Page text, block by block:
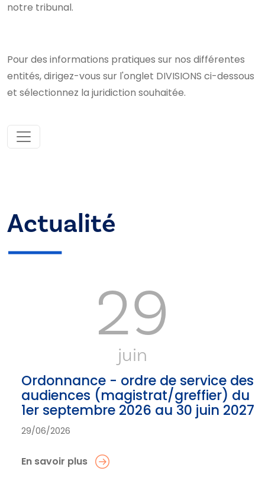
notre tribunal.
Pour des informations pratiques sur nos différentes
entités, dirigez-vous sur l'onglet DIVISIONS ci-dessous
et sélectionnez la juridiction souhaitée.
Actualité
29
juin
Ordonnance - ordre de service des
audiences (magistrat/greffier) du
1er septembre 2026 au 30 juin 2027
29/06/2026
En savoir plus